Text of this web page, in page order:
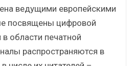
ведущими европейскими
посвящены цифровой
области печатной
распространяются в